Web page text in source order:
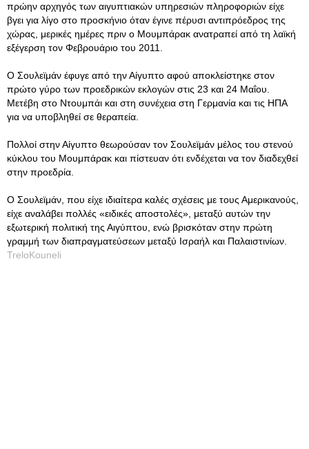
πρώην αρχηγός των αιγυπτιακών υπηρεσιών πληροφοριών είχε
βγει για λίγο στο προσκήνιο όταν έγινε πέρυσι αντιπρόεδρος της
χώρας, μερικές ημέρες πριν ο Μουμπάρακ ανατραπεί από τη λαϊκή
εξέγερση τον Φεβρουάριο του 2011.
Ο Σουλεϊμάν έφυγε από την Αίγυπτο αφού αποκλείστηκε στον
πρώτο γύρο των προεδρικών εκλογών στις 23 και 24 Μαΐου.
Μετέβη στο Ντουμπάι και στη συνέχεια στη Γερμανία και τις ΗΠΑ
για να υποβληθεί σε θεραπεία.
Πολλοί στην Αίγυπτο θεωρούσαν τον Σουλεϊμάν μέλος του στενού
κύκλου του Μουμπάρακ και πίστευαν ότι ενδέχεται να τον διαδεχθεί
στην προεδρία.
Ο Σουλεϊμάν, που είχε ιδιαίτερα καλές σχέσεις με τους Αμερικανούς,
είχε αναλάβει πολλές «ειδικές αποστολές», μεταξύ αυτών την
εξωτερική πολιτική της Αιγύπτου, ενώ βρισκόταν στην πρώτη
γραμμή των διαπραγματεύσεων μεταξύ Ισραήλ και Παλαιστινίων.
TreloKouneli